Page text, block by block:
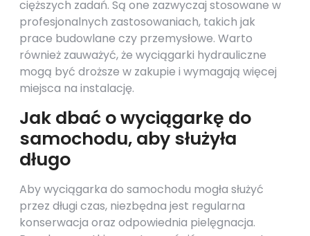
cięższych zadań. Są one zazwyczaj stosowane w
profesjonalnych zastosowaniach, takich jak
prace budowlane czy przemysłowe. Warto
również zauważyć, że wyciągarki hydrauliczne
mogą być droższe w zakupie i wymagają więcej
miejsca na instalację.
Jak dbać o wyciągarkę do
samochodu, aby służyła
długo
Aby wyciągarka do samochodu mogła służyć
przez długi czas, niezbędna jest regularna
konserwacja oraz odpowiednia pielęgnacja.